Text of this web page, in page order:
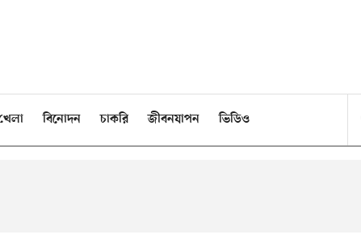
বিনোদন চাকরি জীবনযাপন ভিডিও